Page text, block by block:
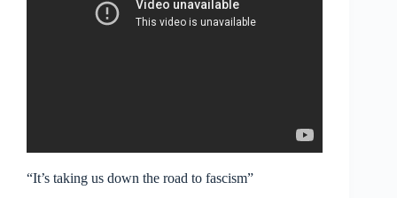
“It’s taking us down the road to fascism”